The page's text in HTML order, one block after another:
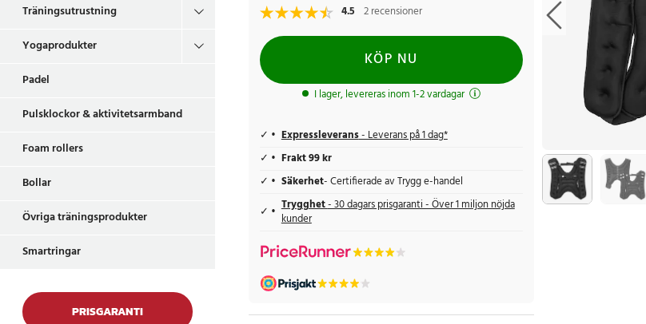
Träningsutrustning
Yogaprodukter
Padel
Pulsklockor & aktivitetsarmband
Foam rollers
Bollar
Övriga träningsprodukter
Smartringar
PRISGARANTI
4.5 2 recensioner
KÖP NU
I lager, levereras inom 1-2 vardagar
Expressleverans- Leverans på 1 dag*
Frakt 99 kr
Säkerhet- Certifierade av Trygg e-handel
Trygghet- 30 dagars prisgaranti - Över 1 miljon nöjda
kunder